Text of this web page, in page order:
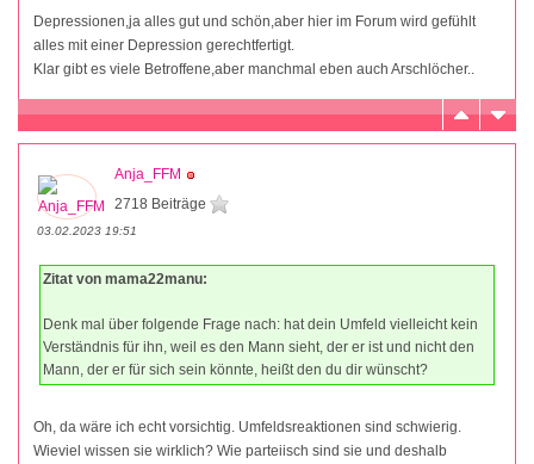
Depressionen,ja alles gut und schön,aber hier im Forum wird gefühlt
alles mit einer Depression gerechtfertigt.
Klar gibt es viele Betroffene,aber manchmal eben auch Arschlöcher..
Anja_FFM
2718 Beiträge
03.02.2023 19:51
Zitat von mama22manu:
Denk mal über folgende Frage nach: hat dein Umfeld vielleicht kein
Verständnis für ihn, weil es den Mann sieht, der er ist und nicht den
Mann, der er für sich sein könnte, heißt den du dir wünscht?
Oh, da wäre ich echt vorsichtig. Umfeldsreaktionen sind schwierig.
Wieviel wissen sie wirklich? Wie parteiisch sind sie und deshalb